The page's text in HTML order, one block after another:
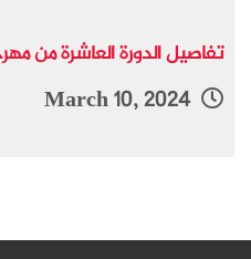
تفاصيل الدورة العاشرة من